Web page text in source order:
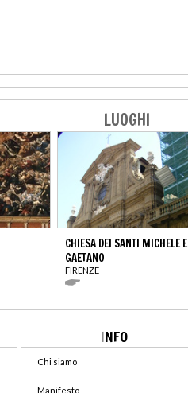
LUOGHI
CHIESA DEI SANTI MICHELE E
GAETANO
FIRENZE
INFO
Chi siamo
Manifesto